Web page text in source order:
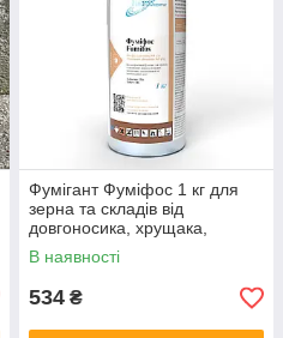
знижки.
Фумігант Фуміфос 1 кг для
зерна та складів від
довгоносика, хрущака,
борошноїда, кротів, зернівки,
зернової молі, вогнівки
В наявності
534 ₴